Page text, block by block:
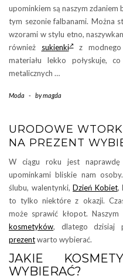
upominkiem są naszym zdaniem
tym sezonie falbanami. Można
wzorami w stylu etno,
również sukienki z modnego
materiału lekko połyskuje,
metalicznych …
Moda - bymagda
URODOWE
NA PREZENT
W ciągu roku jest
upominkami bliskie nam
ślubu, walentynki,Dzień Kobiet,
to tylko niektóre z okazji.
może sprawić kłopot.
kosmetyków, dlatego dzisiaj
prezentwarto wybierać.
JAKIE
WYBIERAĆ?